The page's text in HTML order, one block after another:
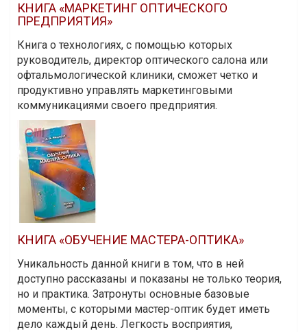
КНИГА «МАРКЕТИНГ ОПТИЧЕСКОГО
ПРЕДПРИЯТИЯ»
Книга о технологиях, с помощью которых
руководитель, директор оптического салона или
офтальмологической клиники, сможет четко и
продуктивно управлять маркетинговыми
коммуникациями своего предприятия.
КНИГА «ОБУЧЕНИЕ МАСТЕРА-ОПТИКА»
Уникальность данной книги в том, что в ней
доступно рассказаны и показаны не только теория,
но и практика. Затронуты основные базовые
моменты, с которыми мастер-оптик будет иметь
дело каждый день. Легкость восприятия,